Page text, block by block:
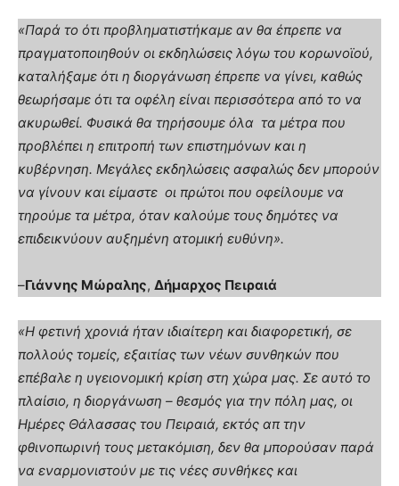
«Παρά το ότι προβληματιστήκαμε αν θα έπρεπε να
πραγματοποιηθούν οι εκδηλώσεις λόγω του κορωνοϊού,
καταλήξαμε ότι η διοργάνωση έπρεπε να γίνει, καθώς
θεωρήσαμε ότι τα οφέλη είναι περισσότερα από το να
ακυρωθεί. Φυσικά θα τηρήσουμε όλα τα μέτρα που
προβλέπει η επιτροπή των επιστημόνων και η
κυβέρνηση. Μεγάλες εκδηλώσεις ασφαλώς δεν μπορούν
να γίνουν και είμαστε οι πρώτοι που οφείλουμε να
τηρούμε τα μέτρα, όταν καλούμε τους δημότες να
επιδεικνύουν αυξημένη ατομική ευθύνη».
–Γιάννης Μώραλης, Δήμαρχος Πειραιά
«Η φετινή χρονιά ήταν ιδιαίτερη και διαφορετική, σε
πολλούς τομείς, εξαιτίας των νέων συνθηκών που
επέβαλε η υγειονομική κρίση στη χώρα μας. Σε αυτό το
πλαίσιο, η διοργάνωση – θεσμός για την πόλη μας, οι
Ημέρες Θάλασσας του Πειραιά, εκτός απ την
φθινοπωρινή τους μετακόμιση, δεν θα μπορούσαν παρά
να εναρμονιστούν με τις νέες συνθήκες και